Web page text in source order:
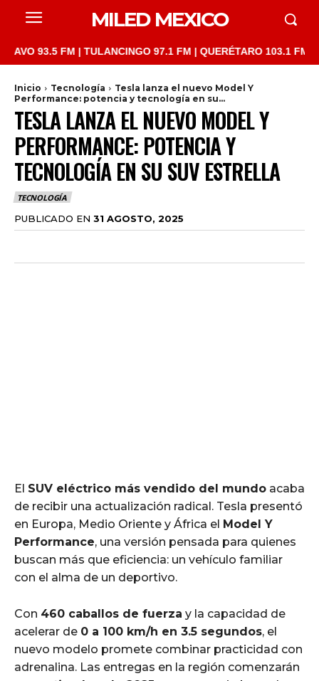
MILED MEXICO
FM | TULANCINGO 97.1 FM | QUERÉTARO 103.1 FM |
Inicio Tecnología
Tesla lanza el nuevo Model Y
Performance: potencia y tecnología en su...
TESLA LANZA EL NUEVO MODEL Y
PERFORMANCE: POTENCIA Y
TECNOLOGÍA EN SU SUV ESTRELLA
TECNOLOGÍA
PUBLICADO EN 31 AGOSTO, 2025
El SUV eléctrico más vendido del mundo acaba
de recibir una actualización radical. Tesla presentó
en Europa, Medio Oriente y África el Model Y
Performance, una versión pensada para quienes
buscan más que eficiencia: un vehículo familiar
con el alma de un deportivo.
Con 460 caballos de fuerza y la capacidad de
acelerar de 0 a 100 km/h en 3.5 segundos, el
nuevo modelo promete combinar practicidad con
adrenalina. Las entregas en la región comenzarán